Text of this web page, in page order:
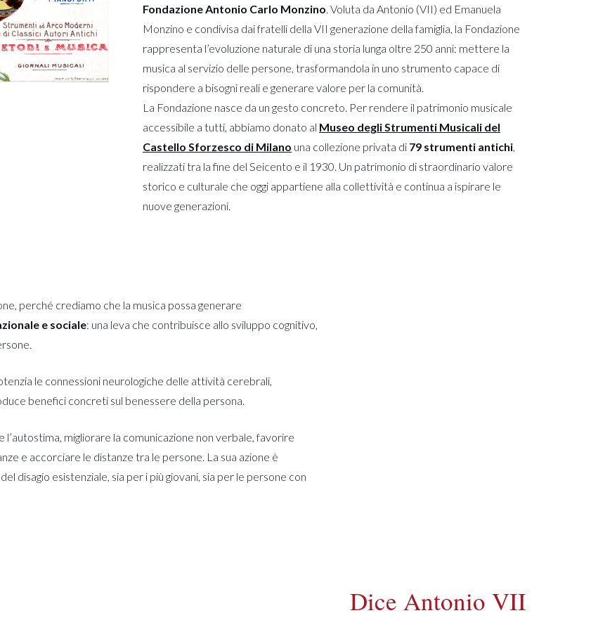
Fondazione Antonio Carlo Monzino. Voluta da Antonio (VII) ed Emanuela
Monzino e condivisa dai fratelli della VII generazione della famiglia, la Fondazione
rappresenta l’evoluzione naturale di una storia lunga oltre 250 anni: mettere la
musica al servizio delle persone, trasformandola in uno strumento capace di
rispondere a bisogni reali e generare valore per la comunità.
La Fondazione nasce da un gesto concreto. Per rendere il patrimonio musicale
accessibile a tutti, abbiamo donato al Museo degli Strumenti Musicali del
Castello Sforzesco di Milano una collezione privata di 79 strumenti antichi,
realizzati tra la fine del Seicento e il 1930. Un patrimonio di straordinario valore
storico e culturale che oggi appartiene alla collettività e continua a ispirare le
nuove generazioni.
perché crediamo che la musica possa generare
e sociale: una leva che contribuisce allo sviluppo cognitivo,
le connessioni neurologiche delle attività cerebrali,
benefici concreti sul benessere della persona.
l’autostima, migliorare la comunicazione non verbale, favorire
e accorciare le distanze tra le persone. La sua azione è
disagio esistenziale, sia per i più giovani, sia per le persone con
Dice Antonio VII